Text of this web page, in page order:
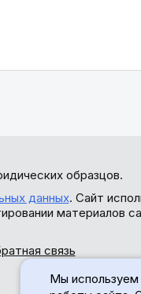
образцов.
данных. Сайт
материалов
связь
Мы используем